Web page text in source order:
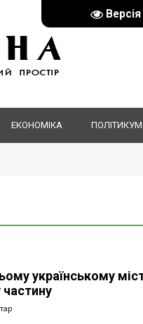
ЕКОНОМІКА ПОЛІТИКУМ
українському
частину